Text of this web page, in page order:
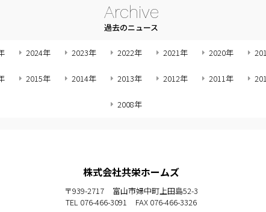
Archive
過去のニュース
2024年 2023年 2022年 2021年 2020年
2015年 2014年 2013年 2012年 2011年
2008年
株式会社共栄ホームズ
〒939-2717
富山市婦中町上田島52-3
TEL 076-466-3091
FAX 076-466-3326